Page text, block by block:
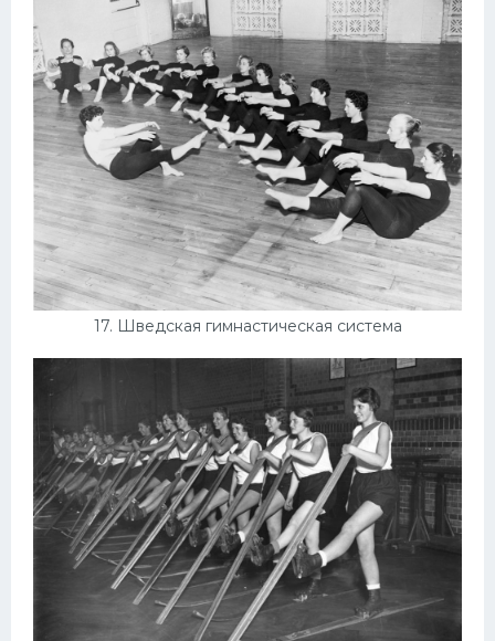
17. Шведская гимнастическая система